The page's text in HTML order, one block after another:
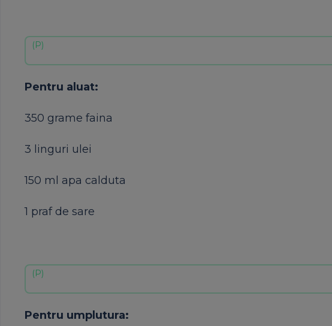
Pentru aluat:
350 grame faina
3 linguri ulei
150 ml apa calduta
1 praf de sare
Pentru umplutura: